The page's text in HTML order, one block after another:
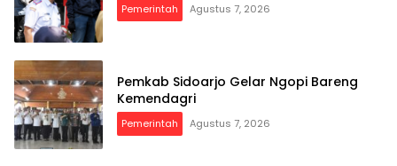
Pemerintah Agustus 7, 2026
Pemkab Sidoarjo Gelar Ngopi Bareng
Kemendagri
Pemerintah Agustus 7, 2026